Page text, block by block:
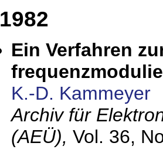
1982
Ein Verfahren
K.-D. Kammeyer
Archiv für
(AEÜ), Vol. 36,